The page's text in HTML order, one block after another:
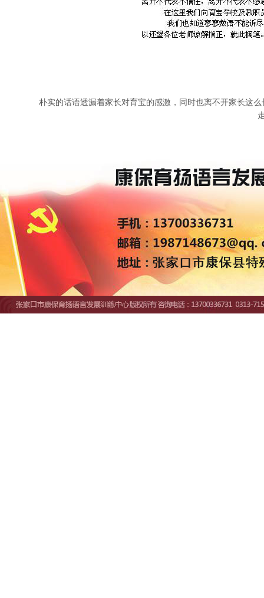
朴实的话语透漏着家长对育宝的感激，同时也离不开家长这